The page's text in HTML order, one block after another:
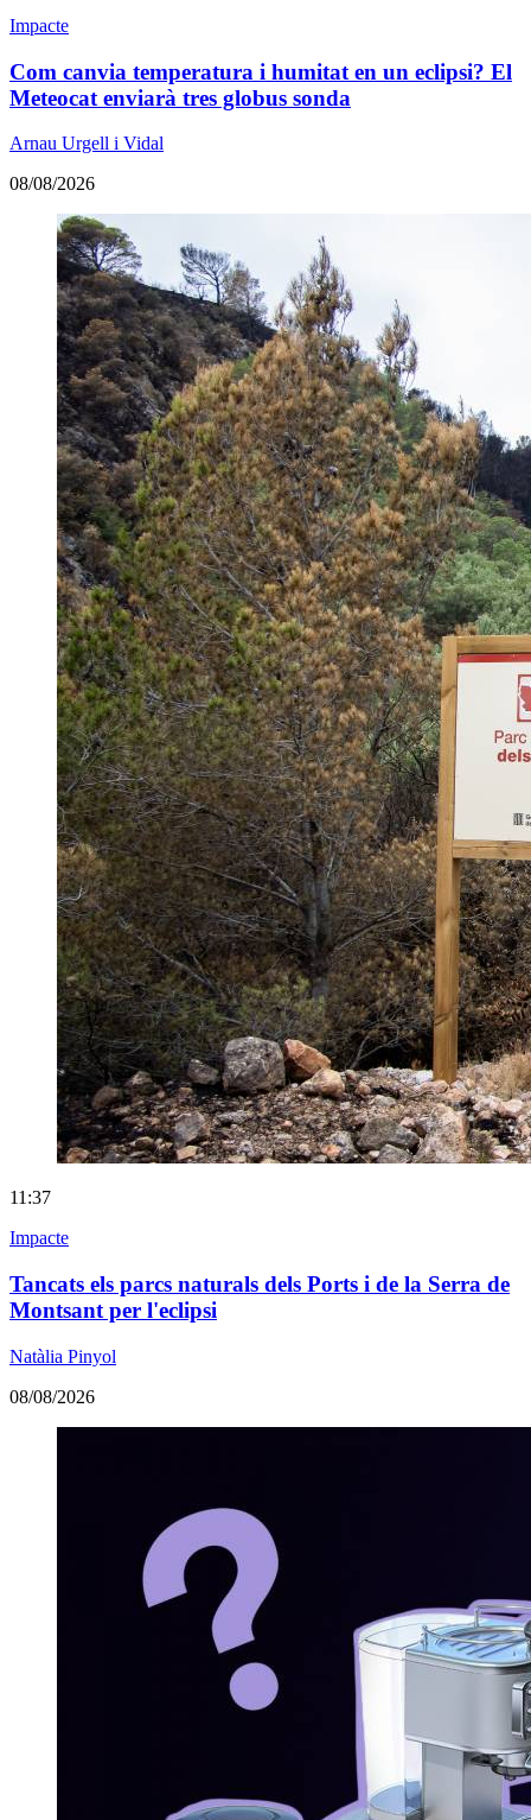
Impacte
Com canvia temperatura i humitat en un eclipsi? El
Meteocat enviarà tres globus sonda
Arnau Urgell i Vidal
08/08/2026
11:37
Impacte
Tancats els parcs naturals dels Ports i de la Serra de
Montsant per l'eclipsi
Natàlia Pinyol
08/08/2026